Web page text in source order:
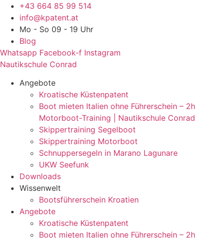
Zum
Inhalt
springen
+43 664 85 99 514
info@kpatent.at
Mo - So 09 - 19 Uhr
Blog
Whatsapp Facebook-f Instagram
Nautikschule Conrad
Angebote
Kroatische Küstenpatent
Boot mieten Italien ohne Führerschein – 2h
Motorboot-Training | Nautikschule Conrad
Skippertraining Segelboot
Skippertraining Motorboot
Schnuppersegeln in Marano Lagunare
UKW Seefunk
Downloads
Wissenwelt
Bootsführerschein Kroatien
Angebote
Kroatische Küstenpatent
Boot mieten Italien ohne Führerschein – 2h